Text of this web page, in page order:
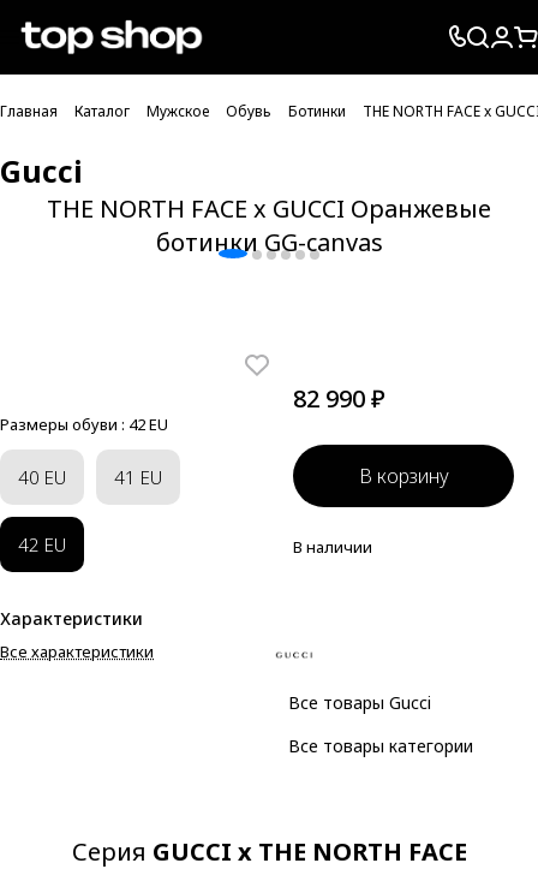
Проверка хлебных крошек
Главная Каталог Мужское Обувь Ботинки THE NORTH FACE x
Gucci
THE NORTH FACE x GUCCI Оранжевые
ботинки GG-canvas
Размеры обуви : 42 EU
40 EU 41 EU
42 EU
Характеристики
Все характеристики
82 990 ₽
В корзину
В наличии
Все товары Gucci
Все товары категории
Серия GUCCI x THE NORTH FACE